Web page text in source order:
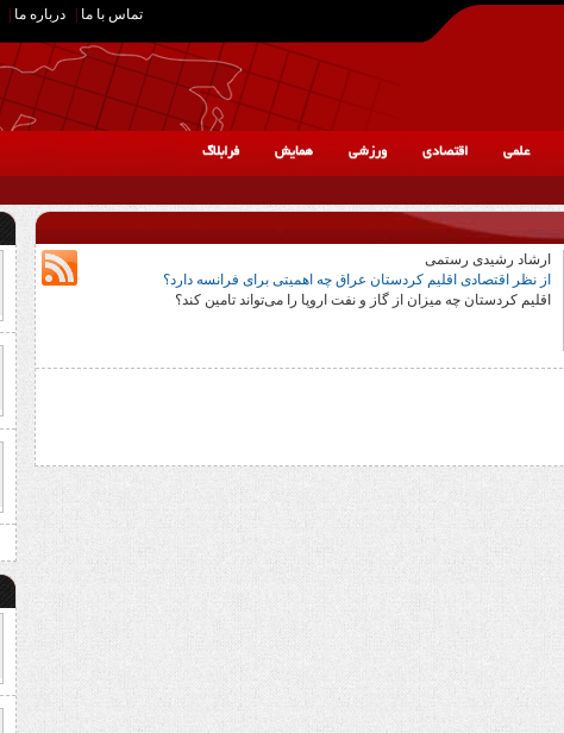
تماس با ما درباره ما
علمی اقتصادی ورزشی همایش فرابلاگ
ارشاد رشیدی رستمی
از نظر اقتصادی اقلیم کردستان عراق چه اهمیتی برای فرانسه دارد؟
اقلیم کردستان چه میزان از گاز و نفت اروپا را می‌تواند تامین کند؟